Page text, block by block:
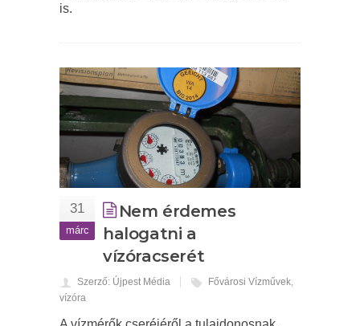
is.
31
márc
Nem érdemes
halogatni a
vízóracserét
Szerző: Újpest Média Fővárosi Vízművek
vízóra